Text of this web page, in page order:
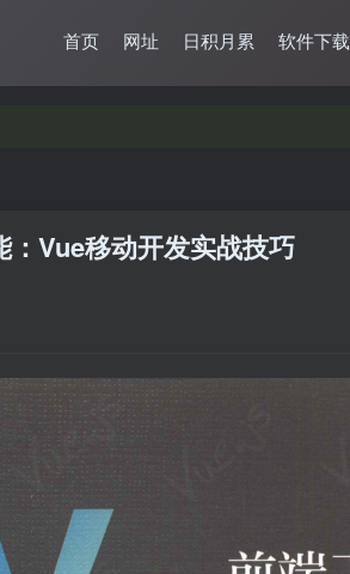
首页 网址 日积月累 软件下载
Vue移动开发实战技巧